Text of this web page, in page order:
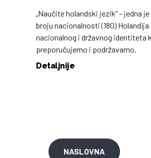
„Naučite holandski jezik“ – jedna
broju nacionalnosti (180)
nacionalnog i državnog identiteta
preporučujemo i podržavamo.
Detaljnije
NASLOVNA